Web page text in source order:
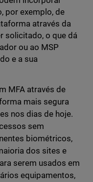
por exemplo, de
através da
solicitado, o que dá
ou ao MSP
e a sua
MFA através de
mais segura
nos dias de hoje.
sem
biométricos,
dos sites e
serem usados em
equipamentos,